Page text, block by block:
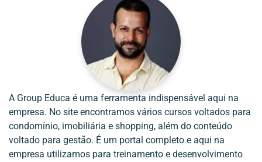
A Group Educa é uma ferramenta indispensável aqui na
empresa. No site encontramos vários cursos voltados para
condomínio, imobiliária e shopping, além do conteúdo
voltado para gestão. É um portal completo e aqui na
empresa utilizamos para treinamento e desenvolvimento